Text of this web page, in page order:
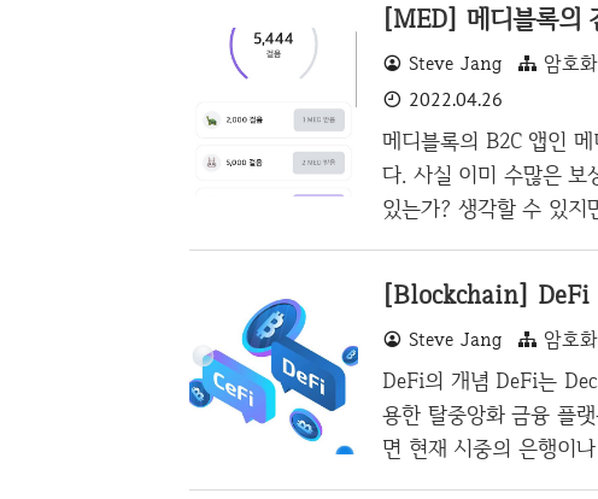
표현해 낸 것 같더군요.
스테픈의 설명 스테픈
인을 기반으로 만들어
[MED] 메디블록의
Steve Jang 암호
2022.04.26
메디블록의 B2C 앱인
다. 사실 이미 수많은 보
있는가? 생각할 수 있지
적으로 걸음으로 보상을
은 적게 주는 경우가 많
디로 5천보를 걷는 순간
받을 수 있다. 게다가 출
즉, 1만보를 걷고 출석
이고, 피크를 쳤던 가격
[Blockchain] DeFi
Steve Jang 암호
DeFi의 개념 DeFi는
용한 탈중앙화 금융 플
면 현재 시중의 은행이